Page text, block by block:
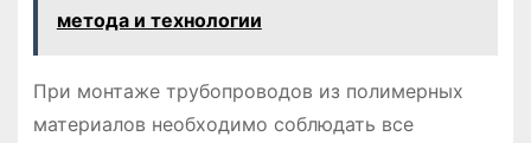
метода и технологии
При монтаже трубопроводов из полимерных
материалов необходимо соблюдать все